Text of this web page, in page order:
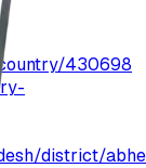
430698
district/